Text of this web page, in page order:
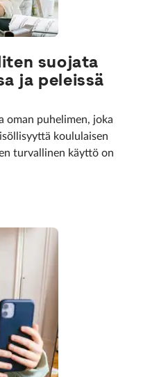
suojata
ja peleissä
oman puhelimen, joka
koululaisen
turvallinen käyttö on